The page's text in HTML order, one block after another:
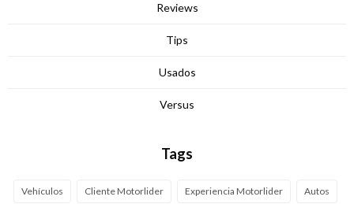
Reviews
Tips
Usados
Versus
Tags
Vehículos Cliente Motorlider Experiencia Motorlider Autos